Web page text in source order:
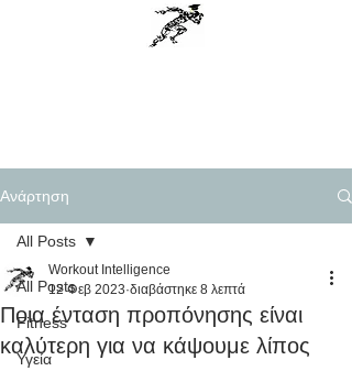
Ανάρτηση
All Posts
Fitness
Υγεία
All Posts
Ποια ένταση προπόνησης είναι
καλύτερη για να κάψουμε λίπος
Workout Intelligence
12 Φεβ 2023 διαβάστηκε 8 λεπτά